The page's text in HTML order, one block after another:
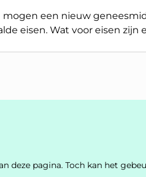
een nieuw
eisen. Wat voor eisen zijn
deze pagina. Toch kan het